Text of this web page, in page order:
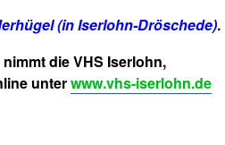
(in Iserlohn-Dröschede).
nimmt dieVHS Iserlohn,
unterwww.vhs-iserlohn.de